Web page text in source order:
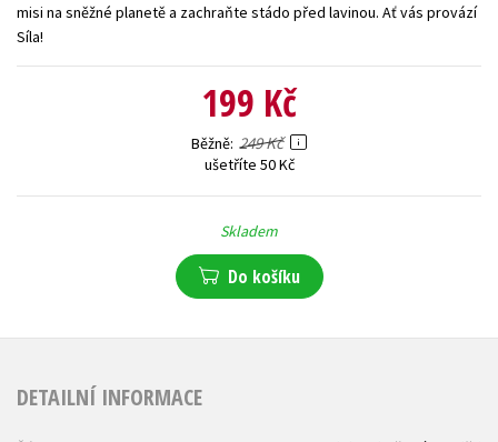
misi na sněžné planetě a zachraňte stádo před lavinou. Ať vás provází
Síla!
199 Kč
Běžně 249 Kč
ušetříte 50 Kč
Skladem
Do košíku
DETAILNÍ INFORMACE